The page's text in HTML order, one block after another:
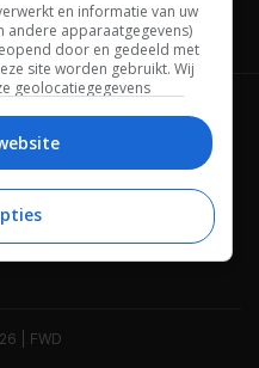
Privacybeleid
Contact
| FWD
en informatie van uw
andere apparaatgegevens)
door en gedeeld met
site worden gebruikt. Wij
geolocatiegegevens
persoonsgegevens
of in het sitemenu naar
of in te trekken via de